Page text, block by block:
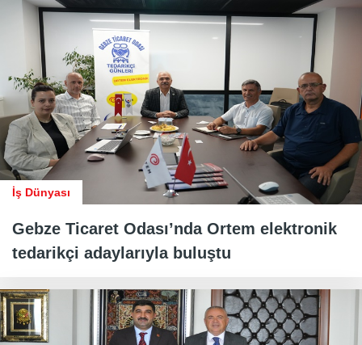
İş Dünyası
Gebze Ticaret Odası’nda Ortem elektronik
tedarikçi adaylarıyla buluştu